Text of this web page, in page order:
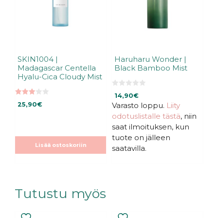
SKIN1004 |
Madagascar Centella
Hyalu-Cica Cloudy Mist
5:stä
25,90€
Lisää ostoskoriin
Haruharu Wonder |
Black Bamboo Mist
:
s
t
14,90€
Varasto loppu. Liity
odotuslistalle tästä, niin
saat ilmoituksen, kun
tuote on jälleen
saatavilla.
Tutustu myös